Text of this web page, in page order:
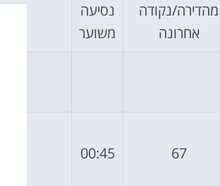
לחצו פה!
מהדירה/נקודה
אחרונה
נסיעה
משוער
67
00:45